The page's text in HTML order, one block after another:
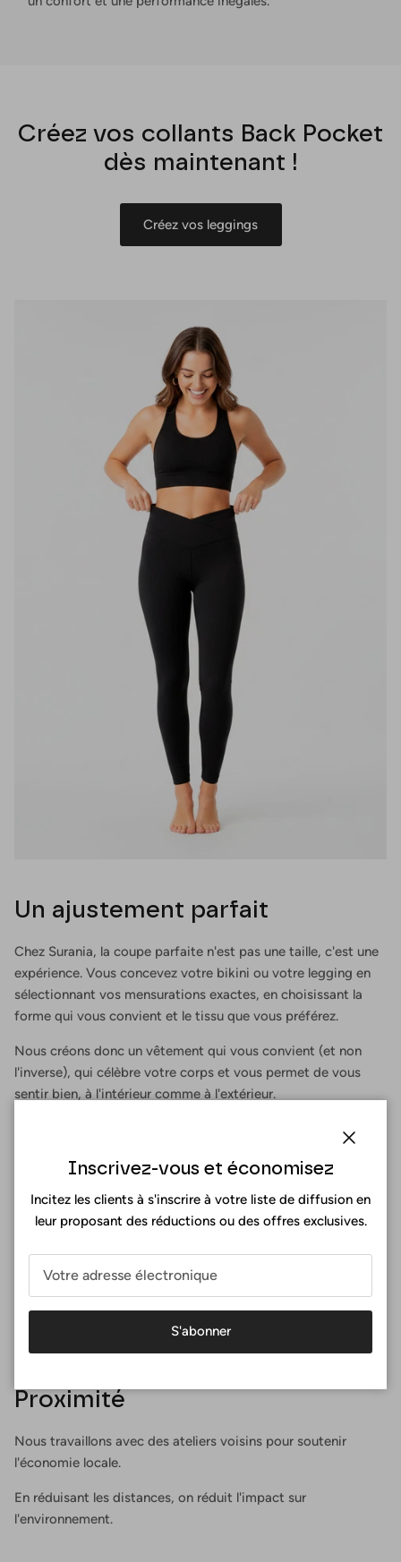
Créez vos collants Back Pocket
dès maintenant !
Créez vos leggings
Un ajustement parfait
Chez Surania, la coupe parfaite n'est pas une taille, c'est une
expérience. Vous concevez votre bikini ou votre legging en
sélectionnant vos mensurations exactes, en choisissant la
forme qui vous convient et le tissu que vous préférez.
Nous créons donc un vêtement qui vous convient (et non
l'inverse), qui célèbre votre corps et vous permet de vous
sentir bien, à l'intérieur comme à l'extérieur.
Proximité
Nous travaillons avec des ateliers voisins pour soutenir
l'économie locale.
En réduisant les distances, on réduit l'impact sur
l'environnement.
Inscrivez-vous et économisez
Incitez les clients à s'inscrire à votre liste de diffusion en
leur proposant des réductions ou des offres exclusives.
S'abonner